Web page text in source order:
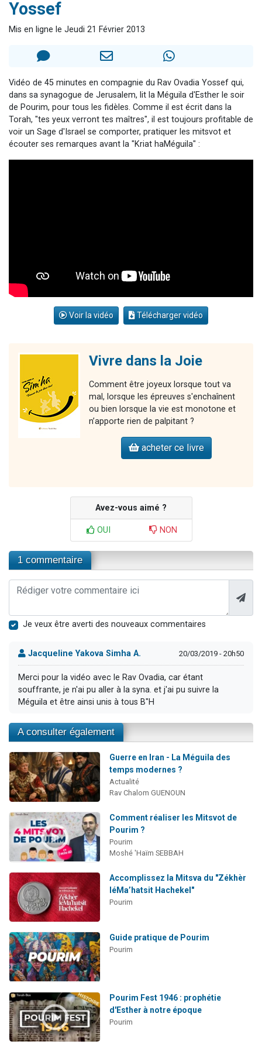
12 nouvelles musiques dans Torah-Box Music
2 personnes viennent de nous rejoindre sur WhatsApp
Yossef
Mis en ligne le Jeudi 21 Février 2013
Vidéo de 45 minutes en compagnie du Rav Ovadia Yossef qui,
dans sa synagogue de Jerusalem, lit la Méguila d'Esther le soir
de Pourim, pour tous les fidèles. Comme il est écrit dans la
Torah, "tes yeux verront tes maîtres", il est toujours profitable de
voir un Sage d'Israel se comporter, pratiquer les mitsvot et
écouter ses remarques avant la "Kriat haMéguila" :
Voir la vidéo Télécharger vidéo
Vivre dans la Joie
Comment être joyeux lorsque tout va
mal, lorsque les épreuves s'enchaînent
ou bien lorsque la vie est monotone et
n’apporte rien de palpitant ?
acheter ce livre
Avez-vous aimé ?
OUI NON
1 commentaire
Je veux être averti des nouveaux commentaires
Jacqueline Yakova Simha A. 20/03/2019 - 20h50
Merci pour la vidéo avec le Rav Ovadia, car étant
souffrante, je n'ai pu aller à la syna. et j'ai pu suivre la
Méguila et être ainsi unis à tous B"H
A consulter également
Guerre en Iran - La Méguila des
temps modernes ?
Actualité
Rav Chalom GUENOUN
Comment réaliser les Mitsvot de
Pourim ?
Pourim
Moshé 'Haïm SEBBAH
Accomplissez la Mitsva du "Zékhèr
léMa’hatsit Hachekel"
Pourim
Guide pratique de Pourim
Pourim
Pourim Fest 1946 : prophétie
d'Esther à notre époque
Pourim